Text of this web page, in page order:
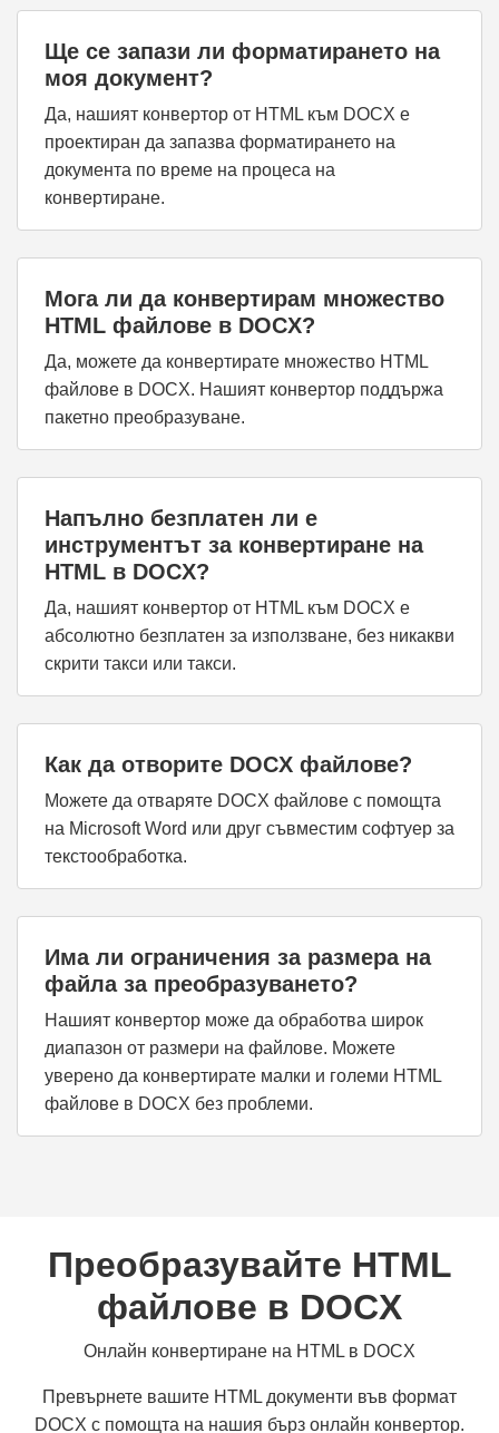
Ще се запази ли форматирането на
моя документ?
Да, нашият конвертор от HTML към DOCX е
проектиран да запазва форматирането на
документа по време на процеса на
конвертиране.
Мога ли да конвертирам множество
HTML файлове в DOCX?
Да, можете да конвертирате множество HTML
файлове в DOCX. Нашият конвертор поддържа
пакетно преобразуване.
Напълно безплатен ли е
инструментът за конвертиране на
HTML в DOCX?
Да, нашият конвертор от HTML към DOCX е
абсолютно безплатен за използване, без никакви
скрити такси или такси.
Как да отворите DOCX файлове?
Можете да отваряте DOCX файлове с помощта
на Microsoft Word или друг съвместим софтуер за
текстообработка.
Има ли ограничения за размера на
файла за преобразуването?
Нашият конвертор може да обработва широк
диапазон от размери на файлове. Можете
уверено да конвертирате малки и големи HTML
файлове в DOCX без проблеми.
Преобразувайте HTML
файлове в DOCX
Онлайн конвертиране на HTML в DOCX
Превърнете вашите HTML документи във формат
DOCX с помощта на нашия бърз онлайн конвертор.